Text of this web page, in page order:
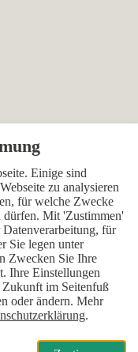
wieder einblenden.
Einige sind
zu analysieren
für welche Zwecke
dürfen. Mit 'Zustimmen'
für
Sie legen unter
Zwecken Sie Ihre
Ihre Einstellungen
im Seitenfuß
oder ändern. Mehr
.